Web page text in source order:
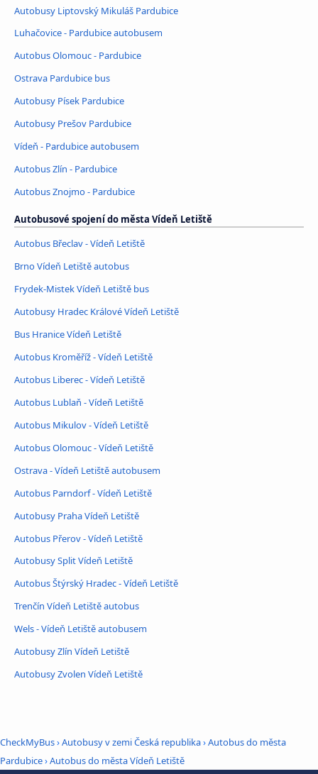
Autobusy Liptovský Mikuláš Pardubice
Luhačovice - Pardubice autobusem
Autobus Olomouc - Pardubice
Ostrava Pardubice bus
Autobusy Písek Pardubice
Autobusy Prešov Pardubice
Vídeň - Pardubice autobusem
Autobus Zlín - Pardubice
Autobus Znojmo - Pardubice
Autobusové spojení do města Vídeň Letiště
Autobus Břeclav - Vídeň Letiště
Brno Vídeň Letiště autobus
Frydek-Mistek Vídeň Letiště bus
Autobusy Hradec Králové Vídeň Letiště
Bus Hranice Vídeň Letiště
Autobus Kroměříž - Vídeň Letiště
Autobus Liberec - Vídeň Letiště
Autobus Lublaň - Vídeň Letiště
Autobus Mikulov - Vídeň Letiště
Autobus Olomouc - Vídeň Letiště
Ostrava - Vídeň Letiště autobusem
Autobus Parndorf - Vídeň Letiště
Autobusy Praha Vídeň Letiště
Autobus Přerov - Vídeň Letiště
Autobusy Split Vídeň Letiště
Autobus Štýrský Hradec - Vídeň Letiště
Trenčín Vídeň Letiště autobus
Wels - Vídeň Letiště autobusem
Autobusy Zlín Vídeň Letiště
Autobusy Zvolen Vídeň Letiště
CheckMyBus›Autobusy v zemi Česká republika›Autobus do města
Pardubice›Autobus do města Vídeň Letiště